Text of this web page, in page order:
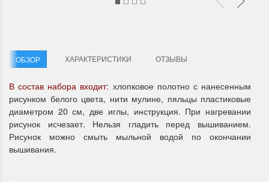
Летние Скидки
!! СКИДКА 20% ‼️ с 1 до 3 июня в
честь первого летнего дня
Чудетство...
Раритеты Дим.
На сайте пополнение
Dimensions
ОБЗОР ХАРАКТЕРИСТИКИ ОТЗЫВЫ
В состав набора входит: хлопковое полотно с нанесенным
рисунком белого цвета, нити мулине, пяльцы пластиковые
диаметром 20 см, две иглы, инструкция. При нагревании
рисунок исчезает. Нельзя гладить перед вышиванием.
Рисунок можно смыть мыльной водой по окончании
вышивания.